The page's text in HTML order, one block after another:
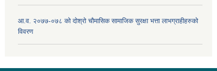
आ.व. २०७७-०७८ को दोश्रो चौमासिक सामाजिक सुरक्षा भत्ता लाभग्राहीहरुको
विवरण